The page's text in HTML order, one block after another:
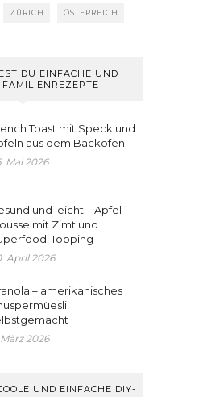
ZÜRICH ÖSTERREICH
DU EINFACHE UND
FAMILIENREZEPTE
Toast mit Speck und
aus dem Backofen
Mai 2026
und leicht – Apfel-
mit Zimt und
Topping
April 2026
– amerikanisches
März 2026
UND EINFACHE DIY-